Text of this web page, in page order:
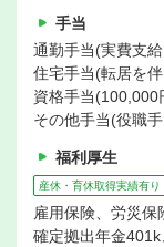
手当
通勤手当(実費支
住宅手当(転居を
資格手当(100,000
その他手当(役職
福利厚生
産休・育休取得実績有り
雇用保険、労災
確定拠出年金